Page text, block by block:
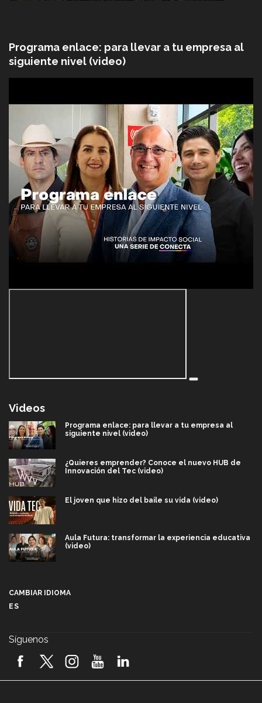
Programa enlace: para llevar a tu empresa al
siguiente nivel (video)
Videos
Programa enlace: para llevar a tu empresa al
siguiente nivel (video)
¿Quieres emprender? Conoce el nuevo HUB de
Innovación del Tec (video)
El joven que hizo del baile su vida (video)
Aula Futura: transformar la experiencia educativa
(video)
2026! (video)
CAMBIAR IDIOMA
ES
Síguenos